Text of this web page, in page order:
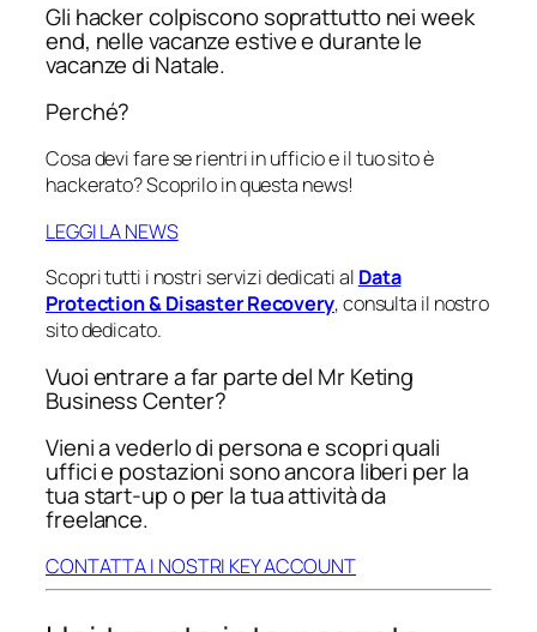
Gli hacker colpiscono soprattutto nei week
end, nelle vacanze estive e durante le
vacanze di Natale.
Perché?
Cosa devi fare se rientri in ufficio e il tuo sito è
hackerato? Scoprilo in questa news!
LEGGI LA NEWS
Scopri tutti i nostri servizi dedicati al Data
Protection & Disaster Recovery, consulta il nostro
sito dedicato.
Vuoi entrare a far parte del Mr Keting
Business Center?
Vieni a vederlo di persona e scopri quali
uffici e postazioni sono ancora liberi per la
tua start-up o per la tua attività da
freelance.
CONTATTA I NOSTRI KEY ACCOUNT